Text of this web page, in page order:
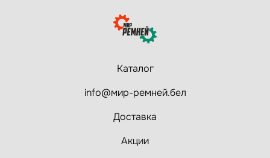
Каталог
info@мир-ремней.бел
Доставка
Акции